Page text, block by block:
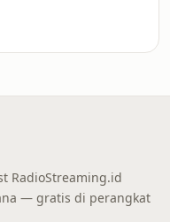
RadioStreaming.id
— gratis di perangkat